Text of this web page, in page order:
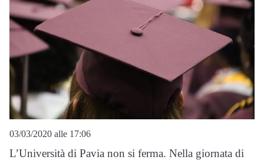
03/03/2020 alle 17:06
L’Università di Pavia non si ferma. Nella giornata di